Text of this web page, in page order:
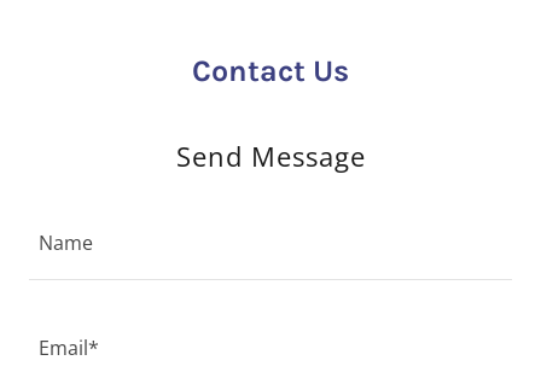
Contact Us
Send Message
Name
Email*